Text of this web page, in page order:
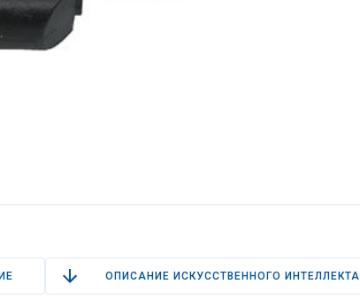
ОПИСАНИЕ ИСКУССТВЕННОГО ИНТЕЛЛЕКТА